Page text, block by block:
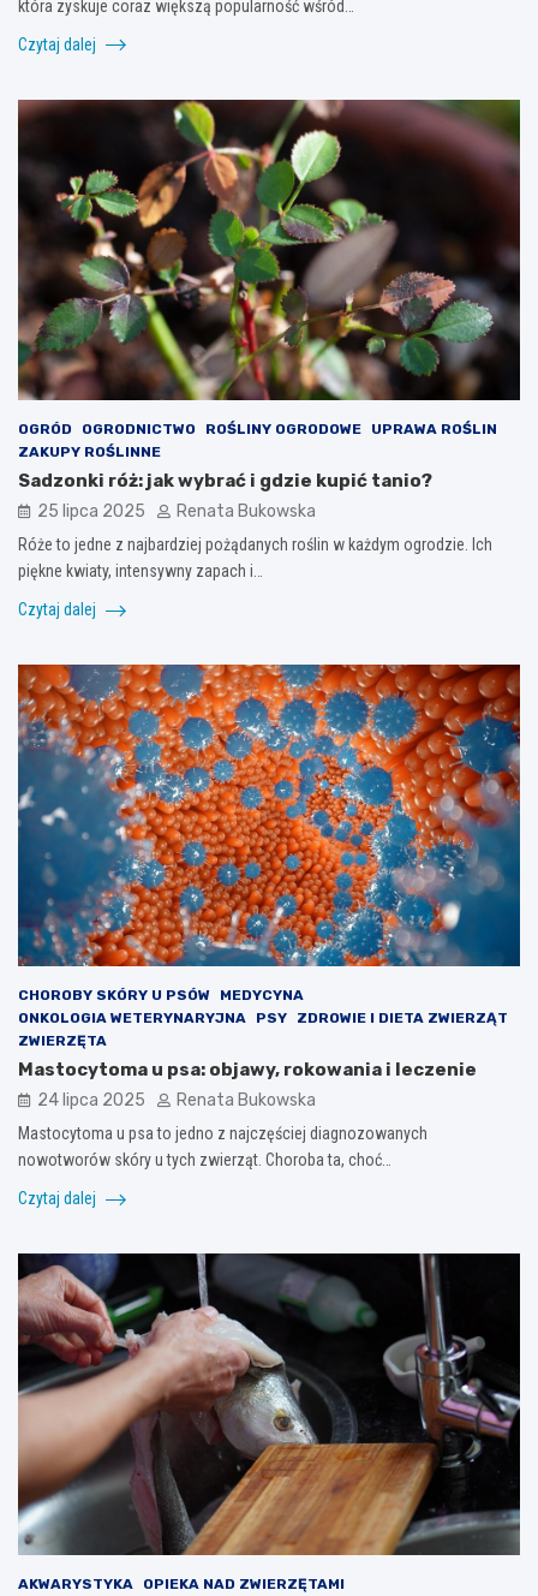
która zyskuje coraz większą popularność wśród…
Czytaj dalej
OGRÓD OGRODNICTWO ROŚLINY OGRODOWE
UPRAWA ROŚLIN
ZAKUPY ROŚLINNE
Sadzonki róż: jak wybrać i gdzie kupić tanio?
25 lipca 2025 Renata Bukowska
Róże to jedne z najbardziej pożądanych roślin w każdym ogrodzie. Ich
piękne kwiaty, intensywny zapach i…
Czytaj dalej
CHOROBY SKÓRY U PSÓW
MEDYCYNA
ONKOLOGIA WETERYNARYJNA
PSY
ZDROWIE I DIETA ZWIERZĄT
ZWIERZĘTA
Mastocytoma u psa: objawy, rokowania i leczenie
24 lipca 2025 Renata Bukowska
Mastocytoma u psa to jedno z najczęściej diagnozowanych
nowotworów skóry u tych zwierząt. Choroba ta, choć…
Czytaj dalej
AKWARYSTYKA
OPIEKA NAD ZWIERZĘTAMI